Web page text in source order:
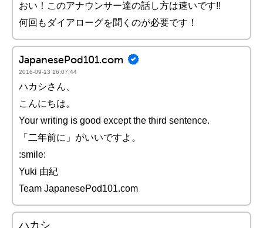
おい！このアナウンサー達の話し方は速いです!!
何回もダイアローグを聞くのが必要です！
JapanesePod101.com
2016-09-13 16:07:44
ハカシさん、
こんにちは。
Your writing is good except the third sentence.
「二年前に」がいいですよ。
:smile:
Yuki 由紀
Team JapanesePod101.com
ハカシ